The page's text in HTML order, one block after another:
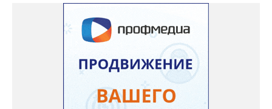
однажды реанимация не смогла добраться до больного.
Жители писали в администрацию города и другие инстанции,
пытались ремонтировать дорогу своими силами – всё тщетно»,
– рассказали в ОНФ. Общественники подчеркнули: именно
они добились, чтобы участок разровняли и отсыпали. Для
этого потребовалось обратиться в мэрию Златоуста.